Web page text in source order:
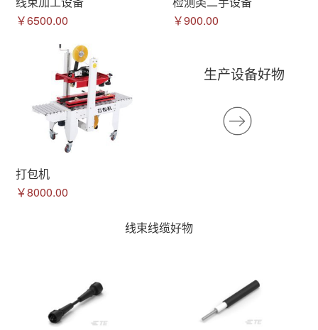
￥6500.00
￥900.00
打包机
￥8000.00
生产设备好物
线束线缆好物